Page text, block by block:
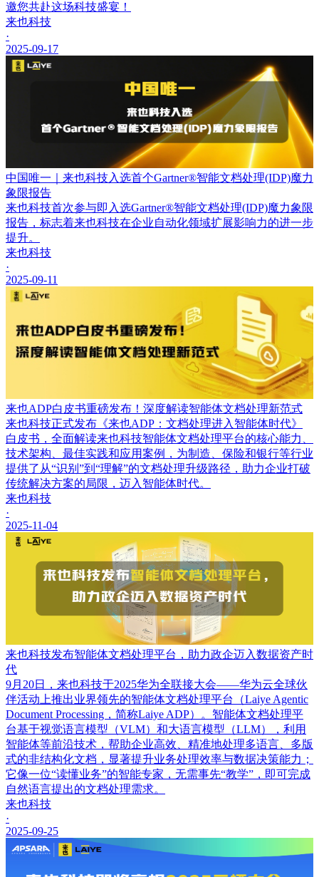
邀您共赴这场科技盛宴！
来也科技
·
2025-09-17
中国唯一｜来也科技入选首个Gartner®智能文档处理(IDP)魔力
象限报告
来也科技首次参与即入选Gartner®智能文档处理(IDP)魔力象限
报告，标志着来也科技在企业自动化领域扩展影响力的进一步
提升。
来也科技
·
2025-09-11
来也ADP白皮书重磅发布！深度解读智能体文档处理新范式
来也科技正式发布《来也ADP：文档处理进入智能体时代》
白皮书，全面解读来也科技智能体文档处理平台的核心能力、
技术架构、最佳实践和应用案例，为制造、保险和银行等行业
提供了从“识别”到“理解”的文档处理升级路径，助力企业打破
传统解决方案的局限，迈入智能体时代。
来也科技
·
2025-11-04
来也科技发布智能体文档处理平台，助力政企迈入数据资产时
代
9月20日，来也科技于2025华为全联接大会——华为云全球伙
伴活动上推出业界领先的智能体文档处理平台（Laiye Agentic
Document Processing，简称Laiye ADP）。智能体文档处理平
台基于视觉语言模型（VLM）和大语言模型（LLM），利用
智能体等前沿技术，帮助企业高效、精准地处理多语言、多版
式的非结构化文档，显著提升业务处理效率与数据决策能力；
它像一位“读懂业务”的智能专家，无需事先“教学”，即可完成
自然语言提出的文档处理需求。
来也科技
·
2025-09-25